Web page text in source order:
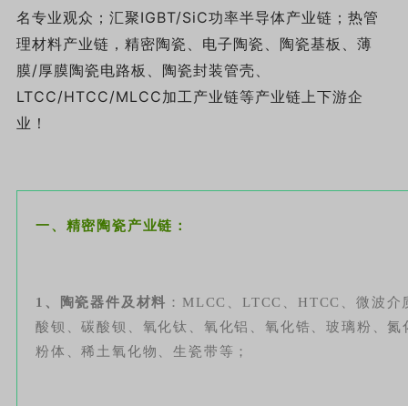
名专业观众；汇聚IGBT/SiC功率半导体产业链；热管
理材料产业链，精密陶瓷、电子陶瓷、陶瓷基板、薄
膜/厚膜陶瓷电路板、陶瓷封装管壳、
LTCC/HTCC/MLCC加工产业链等产业链上下游企
业！
一、精密陶瓷产业链：
1、陶瓷器件及材料 ： MLCC
、LTCC、HTCC、微波
酸钡、碳酸钡、氧化钛、氧化铝、氧化锆、玻璃粉、
粉体、稀土氧化物、生瓷带等；